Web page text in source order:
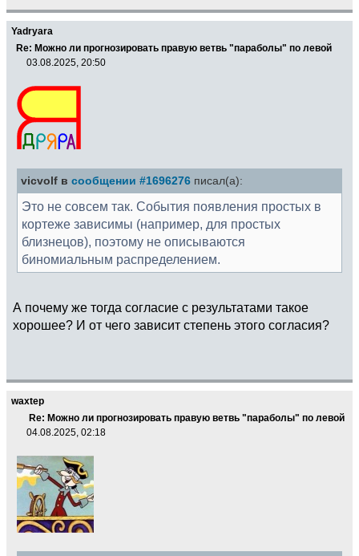
Yadryara
Re: Можно ли прогнозировать правую ветвь "параболы" по левой
03.08.2025, 20:50
vicvolf в сообщении #1696276 писал(а):
Это не совсем так. События появления простых в
кортеже зависимы (например, для простых
близнецов), поэтому не описываются
биномиальным распределением.
А почему же тогда согласие с результатами такое
хорошее? И от чего зависит степень этого согласия?
waxtep
Re: Можно ли прогнозировать правую ветвь "параболы" по левой
04.08.2025, 02:18